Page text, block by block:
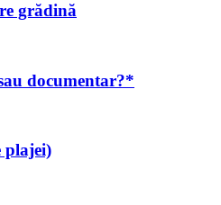
grădină
documentar?*
plajei)